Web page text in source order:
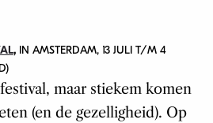
, IN AMSTERDAM, 13 JULI T/M 4
maar stiekem komen
(en de gezelligheid). Op